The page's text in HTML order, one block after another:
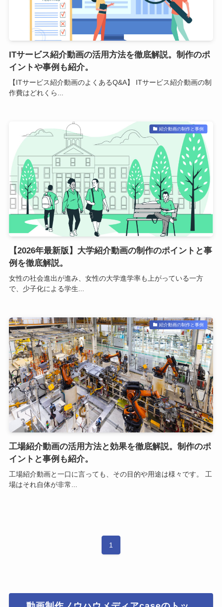
ITサービス紹介動画の活用方法を徹底解説。制作のポ
イントや事例も紹介。
【ITサービス紹介動画のよくあるQ&A】 ITサービス紹介動画の制
作費はどれくら...
紹介動画の制作と事例
【2026年最新版】大学紹介動画の制作のポイントと事
例を徹底解説。
女性の社会進出が進み、女性の大学進学率も上がっている一方
で、少子化による学生...
紹介動画の制作と事例
工場紹介動画の活用方法と効果を徹底解説。制作のポ
イントと事例も紹介。
工場紹介動画と一口に言っても、その目的や用途は様々です。 工
場はそれ自体が非常...
1